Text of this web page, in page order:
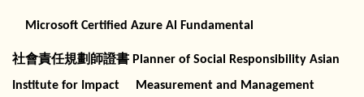
Microsoft Certified Azure Al Fundamental
社會責任規劃師證書 Planner of Social Responsibility Asian
Institute for Impact Measurement and Management